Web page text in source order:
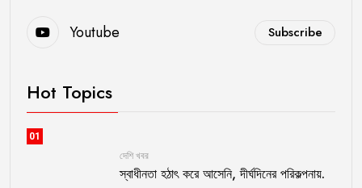
Youtube Subscribe
Hot Topics
01
দেশি খবর
স্বাধীনতা হঠাৎ করে আসেনি, দীর্ঘদিনের পরিকল্পনায়.